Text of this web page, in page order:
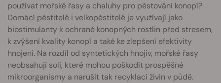
používat mořské řasy a chaluhy pro pěstování konopí?
Domácí pěstitelé i velkopěstitelé je využívají jako
biostimulanty k ochraně konopných rostlin před stresem,
k zvýšení kvality konopí a také ke zlepšení efektivity
hnojení. Na rozdíl od syntetických hnojiv, mořské řasy
neobsahují soli, které mohou poškodit prospěšné
mikroorganismy a narušit tak recyklaci živin v půdě.